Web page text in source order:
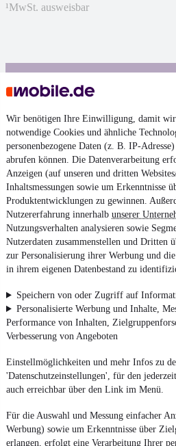
Wir benötigen Ihre Einwilligung, damit wir
notwendige Cookies und ähnliche
personenbezogene Daten (z. B. IP-
abrufen können. Die Datenverarbeitung
Anzeigen (auf unseren und dritten
Inhaltsmessungen sowie um Erkenntnisse
Produktentwicklungen zu gewinnen.
Nutzererfahrung innerhalb unserer
Nutzungsverhalten analysieren sowie
Nutzerdaten zusammenstellen und Dritten
zur Personalisierung ihrer Werbung und
in ihrem eigenen Datenbestand zu
Speichern von oder Zugriff auf
Personalisierte Werbung und Inhalte,
Performance von Inhalten,
Verbesserung von Angeboten
Einstellmöglichkeiten und mehr Infos zu
'Datenschutzeinstellungen', für den
auch erreichbar über den Link im Menü.
Für die Auswahl und Messung einfacher
Werbung) sowie um Erkenntnisse über
erlangen, erfolgt eine Verarbeitung Ihrer
¹MwSt. ausweisbar
4.6 Sterne
Impressum
AGB
Vertrag widerrufen
Datenschutz
Datenschutzeinstellungen
Erklärung zur Barrierefreiheit
Report Security Vulnerability (English)
Powered by
Leasing-Angebote, gibt